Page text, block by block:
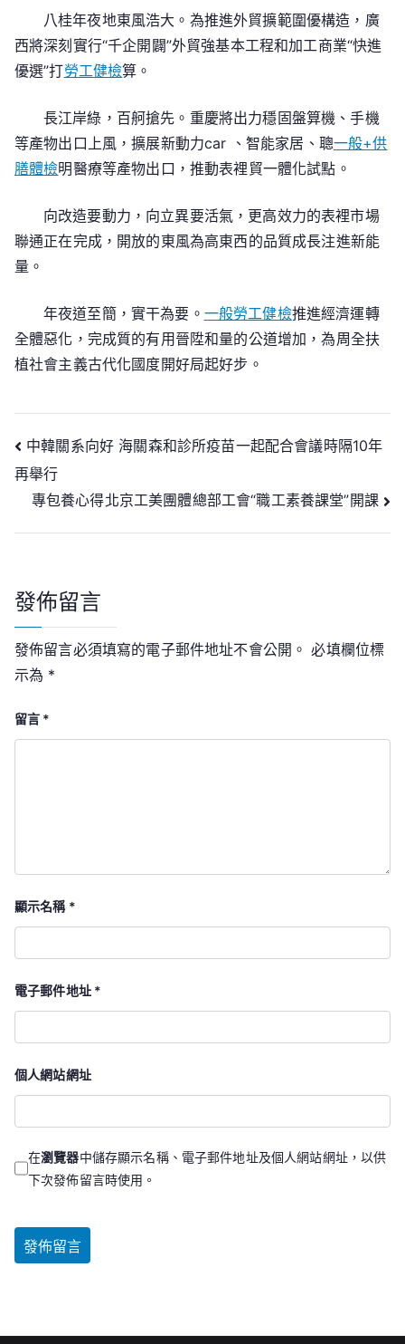
八桂年夜地東風浩大。為推進外貿擴範圍優構造，廣
西將深刻實行“千企開闢”外貿強基本工程和加工商業“快進
優選”打勞工健檢算。
長江岸綠，百舸搶先。重慶將出力穩固盤算機、手機
等產物出口上風，擴展新動力car 、智能家居、聰一般+供
膳體檢明醫療等產物出口，推動表裡貿一體化試點。
向改造要動力，向立異要活氣，更高效力的表裡市場
聯通正在完成，開放的東風為高東西的品質成長注進新能
量。
年夜道至簡，實干為要。 一般勞工健檢推進經濟運轉
全體惡化，完成質的有用晉陞和量的公道增加，為周全扶
植社會主義古代化國度開好局起好步。
文
章
導
中韓關系向好 海關森和診所疫苗一起配合會議時隔10年
再舉行
專包養心得北京工美團體總部工會“職工素養課堂”開課
發佈留言
發佈留言必須填寫的電子郵件地址不會公開。 必填欄位標
示為 *
留言 *
顯示名稱 *
電子郵件地址 *
個人網站網址
在瀏覽器中儲存顯示名稱、電子郵件地址及個人網站網址，以供
下次發佈留言時使用。